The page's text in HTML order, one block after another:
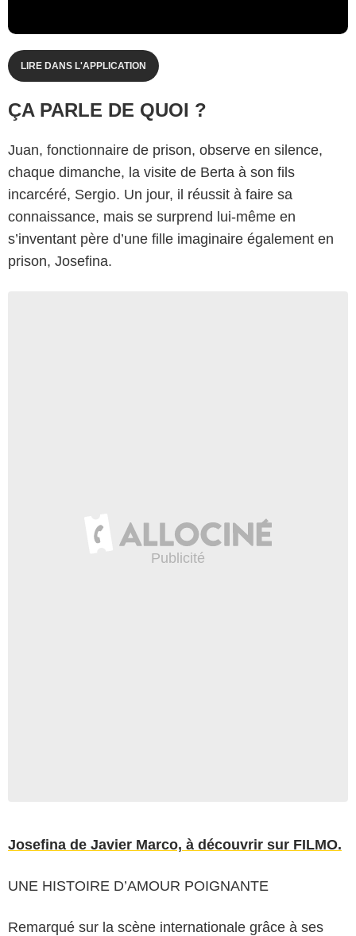
LIRE DANS L'APPLICATION
ÇA PARLE DE QUOI ?
Juan, fonctionnaire de prison, observe en silence,
chaque dimanche, la visite de Berta à son fils
incarcéré, Sergio. Un jour, il réussit à faire sa
connaissance, mais se surprend lui-même en
s’inventant père d’une fille imaginaire également en
prison, Josefina.
Josefina de Javier Marco, à découvrir sur FILMO.
UNE HISTOIRE D’AMOUR POIGNANTE
Remarqué sur la scène internationale grâce à ses